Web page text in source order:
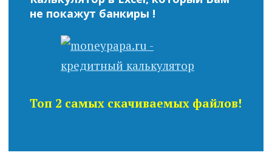
не покажут банкиры !
Топ 2 самых скачиваемых файлов!